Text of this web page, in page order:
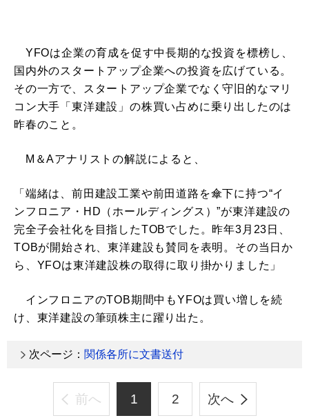
YFOは企業の育成を促す中長期的な投資を標榜し、
国内外のスタートアップ企業への投資を広げている。
その一方で、スタートアップ企業でなく守旧的なマリ
コン大手「東洋建設」の株買い占めに乗り出したのは
昨春のこと。
M＆Aアナリストの解説によると、
「端緒は、前田建設工業や前田道路を傘下に持つ“イ
ンフロニア・HD（ホールディングス）”が東洋建設の
完全子会社化を目指したTOBでした。昨年3月23日、
TOBが開始され、東洋建設も賛同を表明。その当日か
ら、YFOは東洋建設株の取得に取り掛かりました」
インフロニアのTOB期間中もYFOは買い増しを続
け、東洋建設の筆頭株主に躍り出た。
次ページ： 関係各所に文書送付
前へ 1 2 次へ